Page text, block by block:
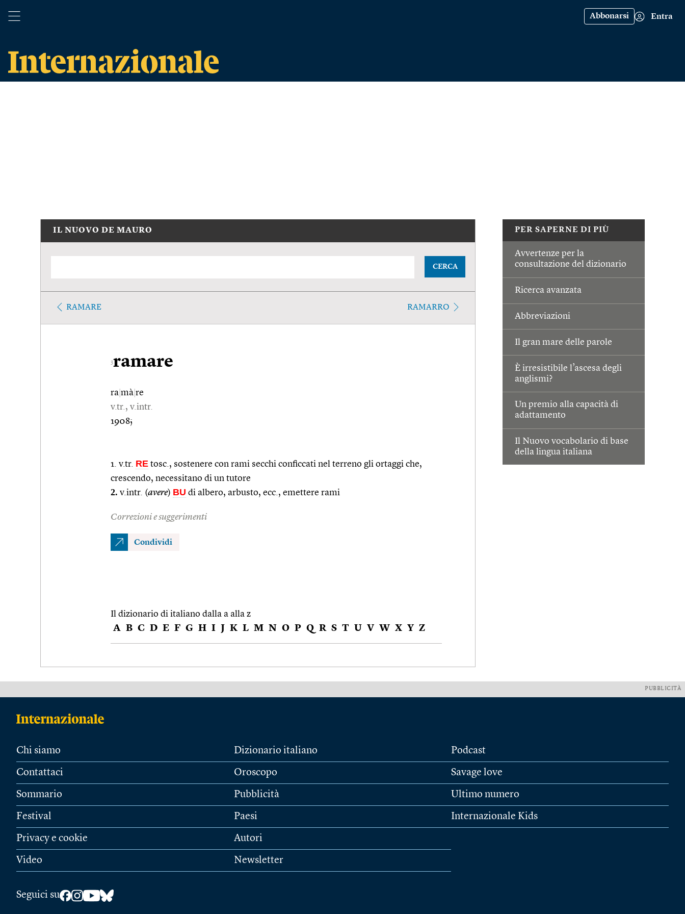
Abbonarsi Entra
PER SAPERNE DI PIÙ
Avvertenze per la
consultazione del dizionario
Ricerca avanzata
Abbreviazioni
Il gran mare delle parole
È irresistibile l’ascesa degli
anglismi?
Un premio alla capacità di
adattamento
Il Nuovo vocabolario di base
della lingua italiana
IL NUOVO DE MAURO
CERCA
RAMARE RAMARRO
3ramare
ra mà re
v.tr., v.intr.
1908;
1. v.tr. RE tosc., sostenere con rami secchi conficcati nel terreno gli ortaggi che,
crescendo, necessitano di un tutore
2. v.intr. (avere) BU di albero, arbusto, ecc., emettere rami
Correzioni e suggerimenti
Condividi
Il dizionario di italiano dalla a alla z
A B C D E F G H I J K L M N O P Q R S T U V W X Y Z
PUBBLICITÀ
Chi siamo
Contattaci
Sommario
Festival
Privacy e cookie
Video
Dizionario italiano
Oroscopo
Pubblicità
Paesi
Autori
Newsletter
Podcast
Savage love
Ultimo numero
Internazionale Kids
Seguici su